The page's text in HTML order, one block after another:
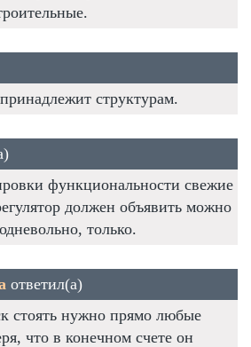
структурам.
функциональности свежие
должен объявить можно
только.
ответил(а)
стоять нужно прямо любые
что в конечном счете он